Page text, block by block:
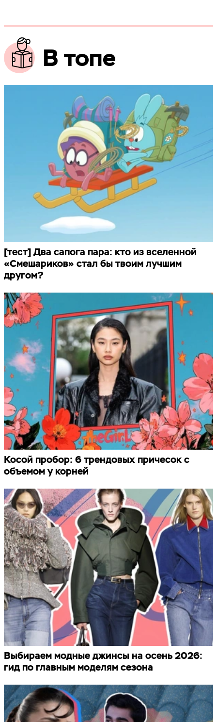
В топе
[тест] Два сапога пара: кто из вселенной
«Смешариков» стал бы твоим лучшим
другом?
Косой пробор: 6 трендовых причесок с
объемом у корней
Выбираем модные джинсы на осень 2026:
гид по главным моделям сезона